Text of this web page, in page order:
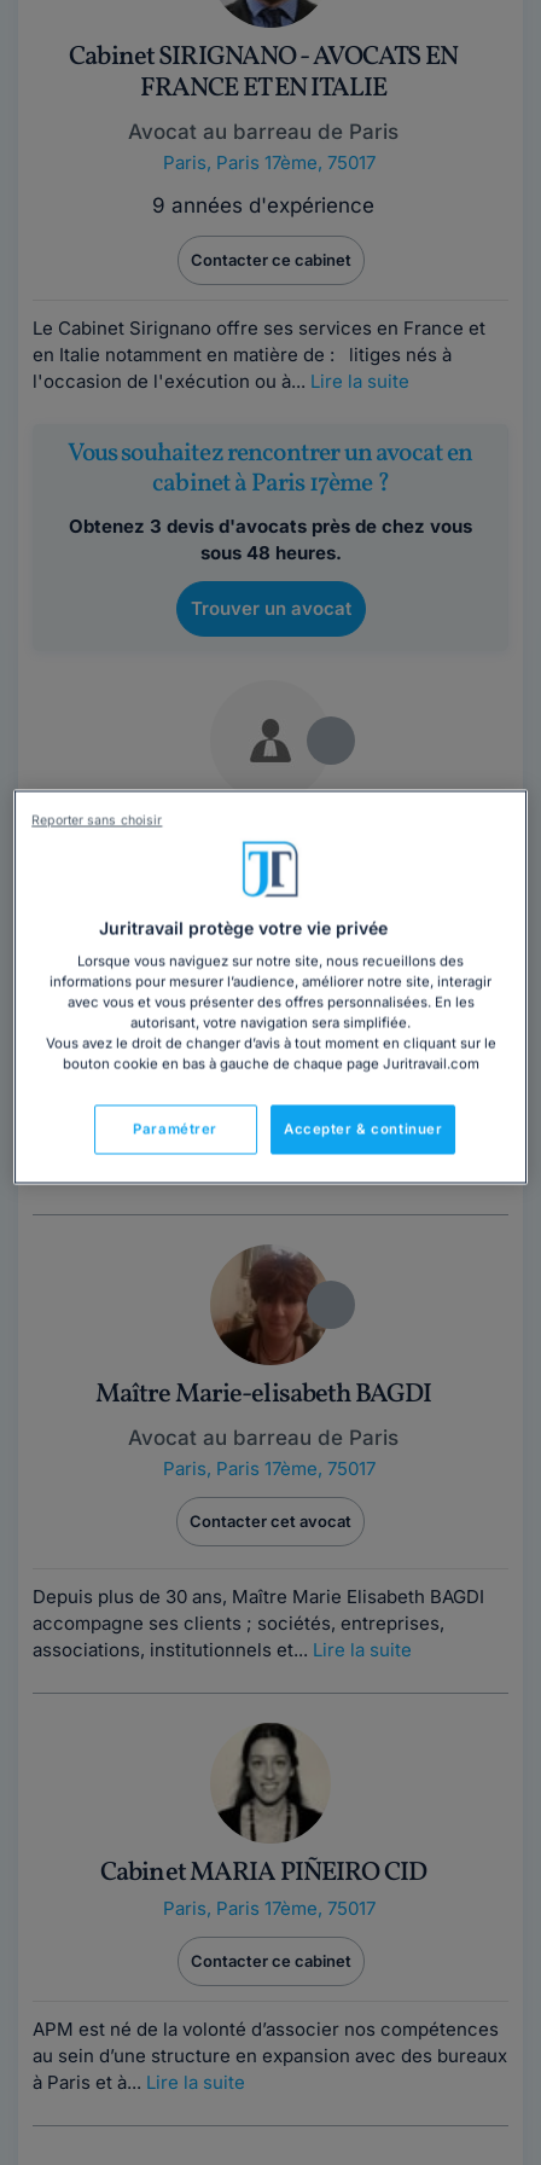
Cabinet SIRIGNANO - AVOCATS EN
FRANCE ET EN ITALIE
Avocat au barreau de Paris
Paris, Paris 17ème, 75017
9 années d'expérience
Contacter ce cabinet
Le Cabinet Sirignano offre ses services en France et
en Italie notamment en matière de : litiges nés à
l'occasion de l'exécution ou à... Lire la suite
Vous souhaitez rencontrer un avocat en
cabinet à Paris 17ème ?
Obtenez 3 devis d'avocats près de chez vous
sous 48 heures.
Trouver un avocat
Maître Catherine PAPAZIAN
Avocat au barreau de Paris
Paris Paris 17ème, 75017
20 années d'expérience
Contacter cet avocat
Avocate au Barreau de Paris depuis 2006, Maître
Catherine PAPAZIAN intervient notamment en droit de
Maître Marie-elisabeth BAGDI
Avocat au barreau de Paris
Paris, Paris 17ème, 75017
Contacter cet avocat
Depuis plus de 30 ans, Maître Marie Elisabeth BAGDI
accompagne ses clients ; sociétés, entreprises,
associations, institutionnels et... Lire la suite
Cabinet MARIA PIÑEIRO CID
Paris, Paris 17ème, 75017
Contacter ce cabinet
APM est né de la volonté d’associer nos compétences
au sein d’une structure en expansion avec des bureaux
à Paris et à... Lire la suite
Juritravail protège votre vie privée
Lorsque vous naviguez sur notre site, nous recueillons des
informations pour mesurer l’audience, améliorer notre site, interagir
avec vous et vous présenter des offres personnalisées. En les
autorisant, votre navigation sera simplifiée.
Vous avez le droit de changer d’avis à tout moment en cliquant sur le
bouton cookie en bas à gauche de chaque page Juritravail.com
Accepter & continuer
Paramétrer
Reporter sans choisir